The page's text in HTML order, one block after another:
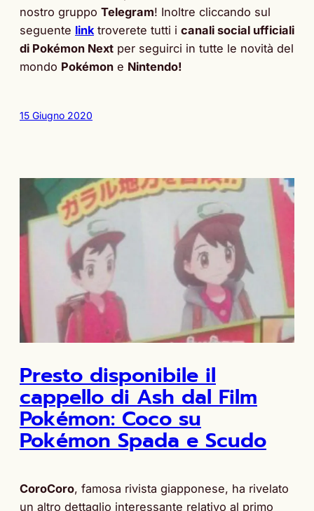
nostro gruppo Telegram! Inoltre cliccando sul
seguente linktroverete tutti i canali social ufficiali
di Pokémon Next per seguirci in tutte le novità del
mondo Pokémon e Nintendo!
15 Giugno 2020
Presto disponibile il
cappello di Ash dal Film
Pokémon: Coco su
Pokémon Spada e Scudo
CoroCoro, famosa rivista giapponese, ha rivelato
un altro dettaglio interessante relativo al primo